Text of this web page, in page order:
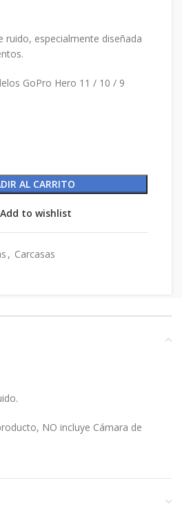
ruido, especialmente diseñada
GoPro Hero 11 / 10 / 9
AL CARRITO
Add to wishlist
, Carcasas
NO incluye Cámara de